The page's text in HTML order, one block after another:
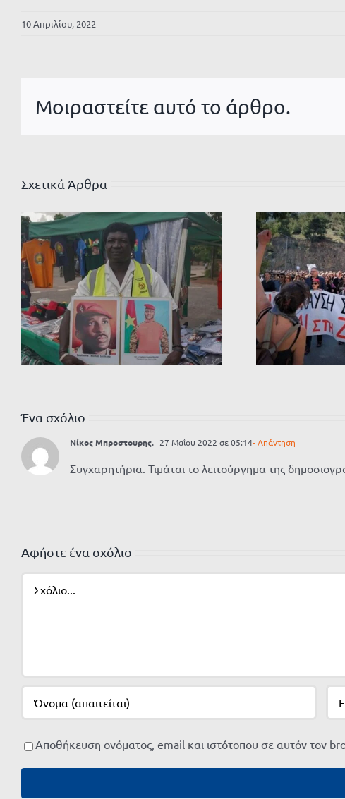
10 Απριλίου, 2022
Μοιραστείτε αυτό το άρθρο.
Σχετικά Άρθρα
Ένα σχόλιο
Νίκος Μπροστουρης. 27 Μαΐου 2022 σε 05:14- Απάντηση
Συγχαρητήρια. Τιμάται το λειτούργημα της
Αφήστε ένα σχόλιο
Αποθήκευση ονόματος, email και ιστότοπου σε αυτόν τον